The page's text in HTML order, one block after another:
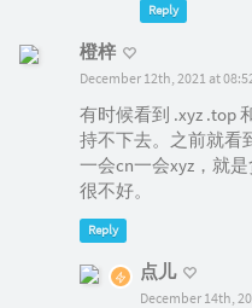
Reply
橙梓
December 12th, 2021 at
有时候看到 .xyz .top
持不下去。之前就看
一会cn一会xyz，就
很不好。
Reply
点儿
December 14th,